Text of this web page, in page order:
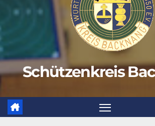
Schützenkreis